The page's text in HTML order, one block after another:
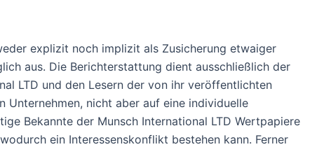
explizit noch implizit als Zusicherung etwaiger
aus. Die Berichterstattung dient ausschließlich der
LTD und den Lesern der von ihr veröffentlichten
nicht aber auf eine individuelle
Bekannte der Munsch International LTD Wertpapiere
ein Interessenskonflikt bestehen kann. Ferner